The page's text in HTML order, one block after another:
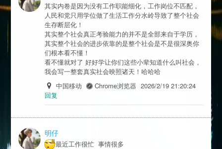
其实内卷是因为没有工作职能细化，工作岗位不匹配，
人民和党只用学位做了生活工作分水岭导致了整个社会
生存断层化！
其实整个社会真正考验能力的并不是全部来自于学历，
其实整个社会的进步依靠的是整个社会是不是很深奥你
们根本看不懂！
看不懂就对了 好好学让你们这些小辈知道什么叫社会，
我会写一整套真实社会映照诸天！哈哈哈
中国移动
Chrome浏览器 2026/2/19 21:20:24
回复
明仔
最近工作很忙 事情很多